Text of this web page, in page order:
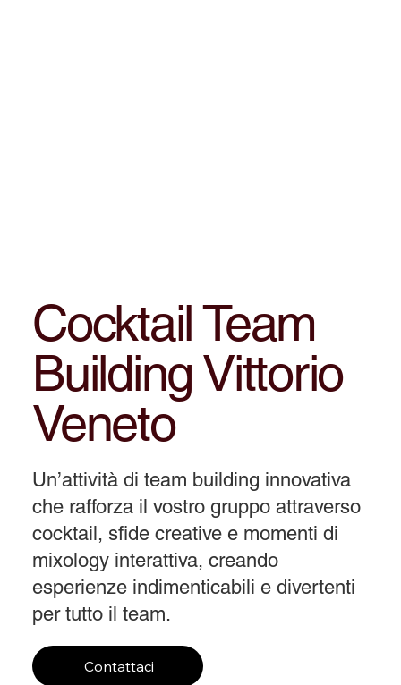
Cocktail Team
Building Vittorio
Veneto
Un’attività di team building innovativa
che rafforza il vostro gruppo attraverso
cocktail, sfide creative e momenti di
mixology interattiva, creando
esperienze indimenticabili e divertenti
per tutto il team.
Contattaci